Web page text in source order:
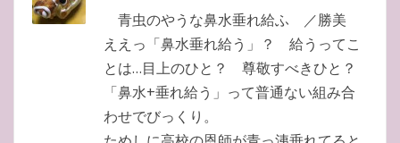
青虫のやうな鼻水垂れ給ふ ／勝美
ええっ「鼻水垂れ給う」？ 給うってこ
とは…目上のひと？ 尊敬すべきひと？
「鼻水+垂れ給う」って普通ない組み合
わせでびっくり。